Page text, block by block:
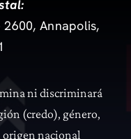
Annapolis,
ni discriminará
(credo), género,
origen nacional